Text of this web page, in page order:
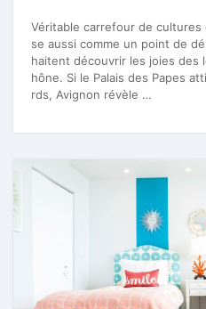
Véritable carrefour de cultures
se aussi comme un point de
haitent découvrir les joies des
hône. Si le Palais des Papes
rds, Avignon révèle …